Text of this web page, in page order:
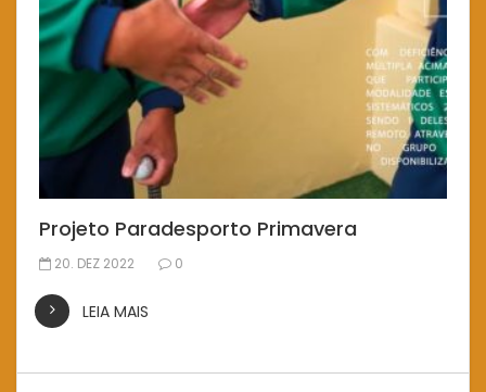
Projeto Paradesporto Primavera
20. DEZ 2022 0
LEIA MAIS